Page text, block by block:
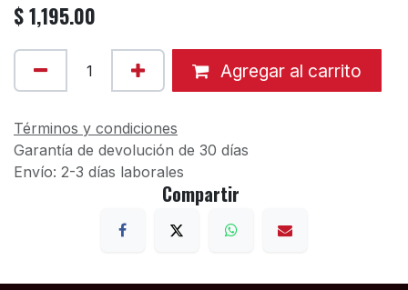
$1,195.00
Agregar al carrito
Términos y condiciones
Garantía de devolución de 30 días
Envío: 2-3 días laborales
Compartir